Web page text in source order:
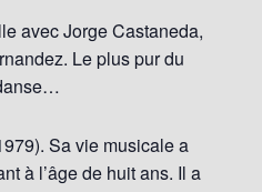
avec Jorge Castaneda,
Le plus pur du
Sa vie musicale a
à l’âge de huit ans. Il a